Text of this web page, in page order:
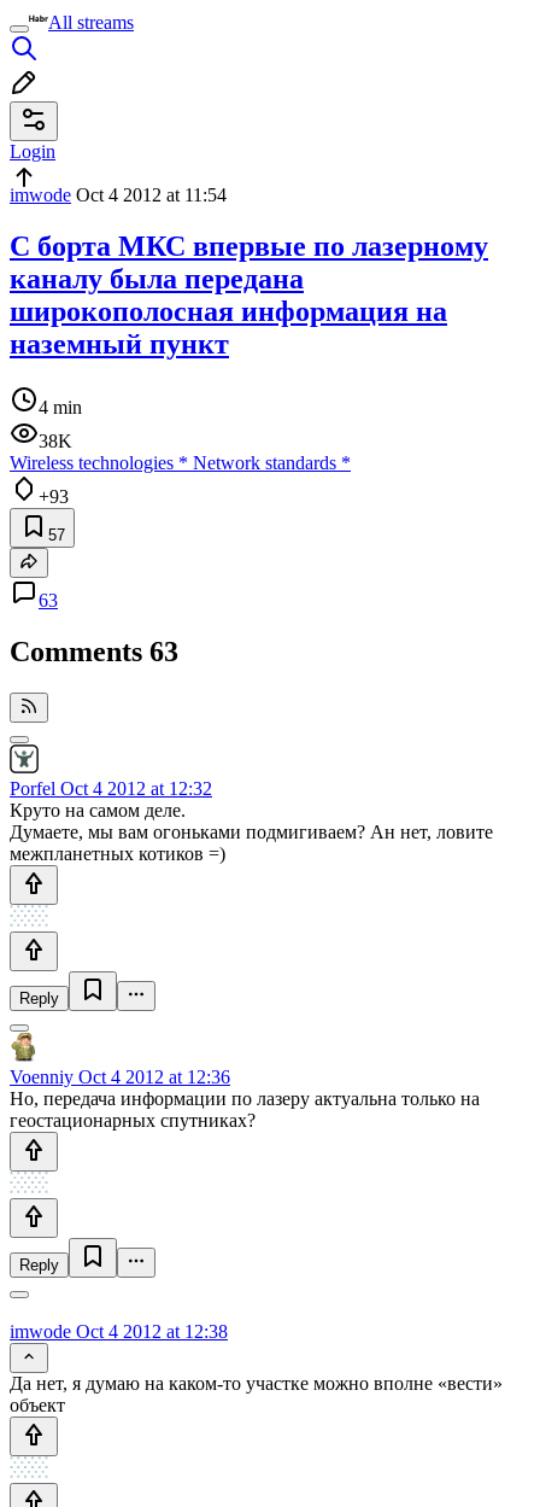
All streams
Login
imwode Oct 4 2012 at 11:54
С борта МКС впервые по лазерному
каналу была передана
широкополосная информация на
наземный пункт
4 min
38K
Wireless technologies * Network standards *
+93
57
63
Comments 63
Porfel Oct 4 2012 at 12:32
Круто на самом деле.
Думаете, мы вам огоньками подмигиваем? Ан нет, ловите
межпланетных котиков =)
Reply
Voenniy Oct 4 2012 at 12:36
Но, передача информации по лазеру актуальна только на
геостационарных спутниках?
Reply
imwode Oct 4 2012 at 12:38
Да нет, я думаю на каком-то участке можно вполне «вести»
объект